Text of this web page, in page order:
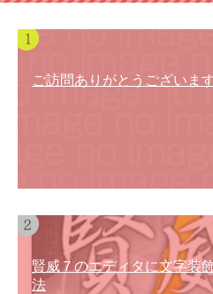
ご訪問ありがとうございま
賢威７のエディタに文字装
法